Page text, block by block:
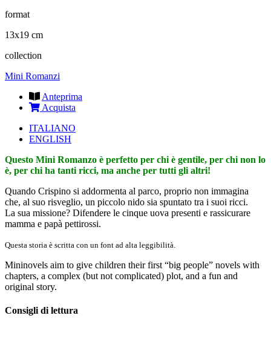
format
13x19 cm
collection
Mini Romanzi
Anteprima
Acquista
ITALIANO
ENGLISH
Questo Mini Romanzo è perfetto per chi è gentile, per chi non lo
è, per chi ha tanti ricci, ma anche per tutti gli altri!
Quando Crispino si addormenta al parco, proprio non immagina
che, al suo risveglio, un piccolo nido sia spuntato tra i suoi ricci.
La sua missione? Difendere le cinque uova presenti e rassicurare
mamma e papà pettirossi.
Questa storia è scritta con un font ad alta leggibilità.
Mininovels aim to give children their first “big people” novels with
chapters, a complex (but not complicated) plot, and a fun and
original story.
Consigli di lettura